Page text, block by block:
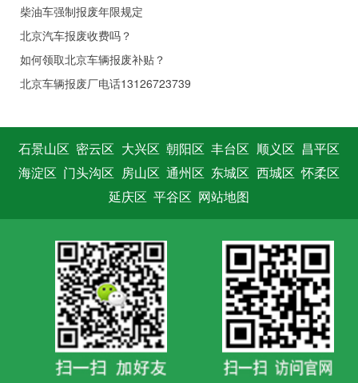
柴油车强制报废年限规定
北京汽车报废收费吗？
如何领取北京车辆报废补贴？
北京车辆报废厂电话13126723739
石景山区 密云区 大兴区 朝阳区 丰台区 顺义区 昌平区
海淀区 门头沟区 房山区 通州区 东城区 西城区 怀柔区
延庆区 平谷区 网站地图